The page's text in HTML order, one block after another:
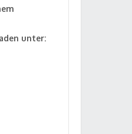
unter: